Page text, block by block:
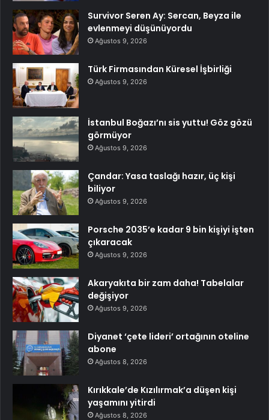
Survivor Seren Ay: Sercan, Beyza ile
evlenmeyi düşünüyordu
Ağustos 9, 2026
Türk Firmasından Küresel İşbirliği
Ağustos 9, 2026
İstanbul Boğazı’nı sis yuttu! Göz gözü
görmüyor
Ağustos 9, 2026
Çandar: Yasa taslağı hazır, üç kişi
biliyor
Ağustos 9, 2026
Porsche 2035’e kadar 9 bin kişiyi işten
çıkaracak
Ağustos 9, 2026
Akaryakıta bir zam daha! Tabelalar
değişiyor
Ağustos 9, 2026
Diyanet ‘çete lideri’ ortağının oteline
abone
Ağustos 8, 2026
Kırıkkale’de Kızılırmak’a düşen kişi
yaşamını yitirdi
Ağustos 8, 2026